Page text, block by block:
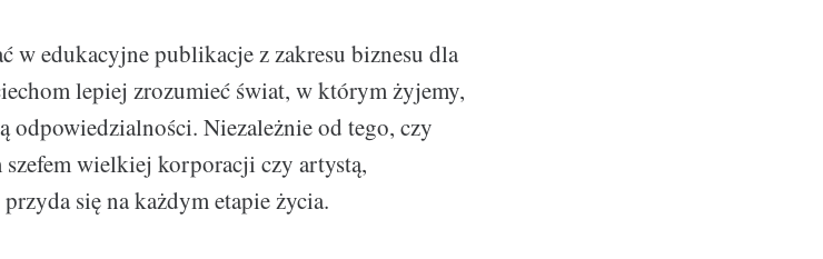
w edukacyjne publikacje z zakresu biznesu dla
lepiej zrozumieć świat, w którym żyjemy,
odpowiedzialności. Niezależnie od tego, czy
szefem wielkiej korporacji czy artystą,
się na każdym etapie życia.